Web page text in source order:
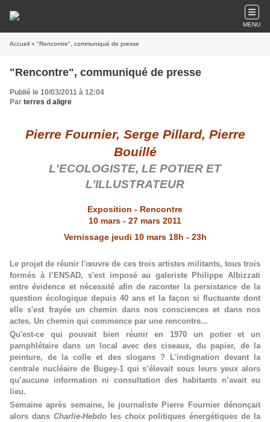
MENU
Accueil » "Rencontre", communiqué de presse
"Rencontre", communiqué de presse
Publié le 10/03/2011 à 12:04
Par terres d aligre
Pierre Fournier, Serge Pillard, Pierre
Bouillé
L'ECOLOGISTE, LE POTIER ET
L’ILLUSTRATEUR
Exposition - Rencontre
10 mars - 27 mars 2011
Vernissage jeudi 10 mars 18h - 23h
Le projet de réunir l'œuvre de ces trois artistes militants, tous trois
formés à l’ENSAD, s'est imposé au galeriste Philippe Albizzati
entre évidence et nécessité afin de raconter la persistance de la
question écologique depuis 40 ans et la façon si fluctuante dont
elle s'est frayée un chemin dans nos consciences et dans nos
actes. Un chemin qui commence par une rencontre...
Qu'est-ce qui pouvait bien réunir en 1970 un potier et un
pamphlétaire dans un local avec des ciseaux, du papier, de la
peinture, de la colle et des slogans ? L'indignation devant la
centrale nucléaire de Bugey-1 qui s’élevait sous leurs yeux alors
qu’aucune information ni consultation des habitants n’avait eu
lieu.
Semaine après semaine, le journaliste Pierre Fournier dénonçait
alors dans Charlie-Hebdoles choix politiques énergétiques de la